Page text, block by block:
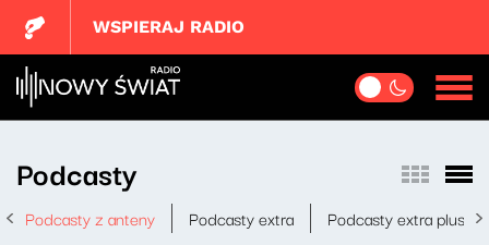
WSPIERAJ RADIO
Podcasty
Podcasty z anteny Podcasty extra Podcasty extra plus